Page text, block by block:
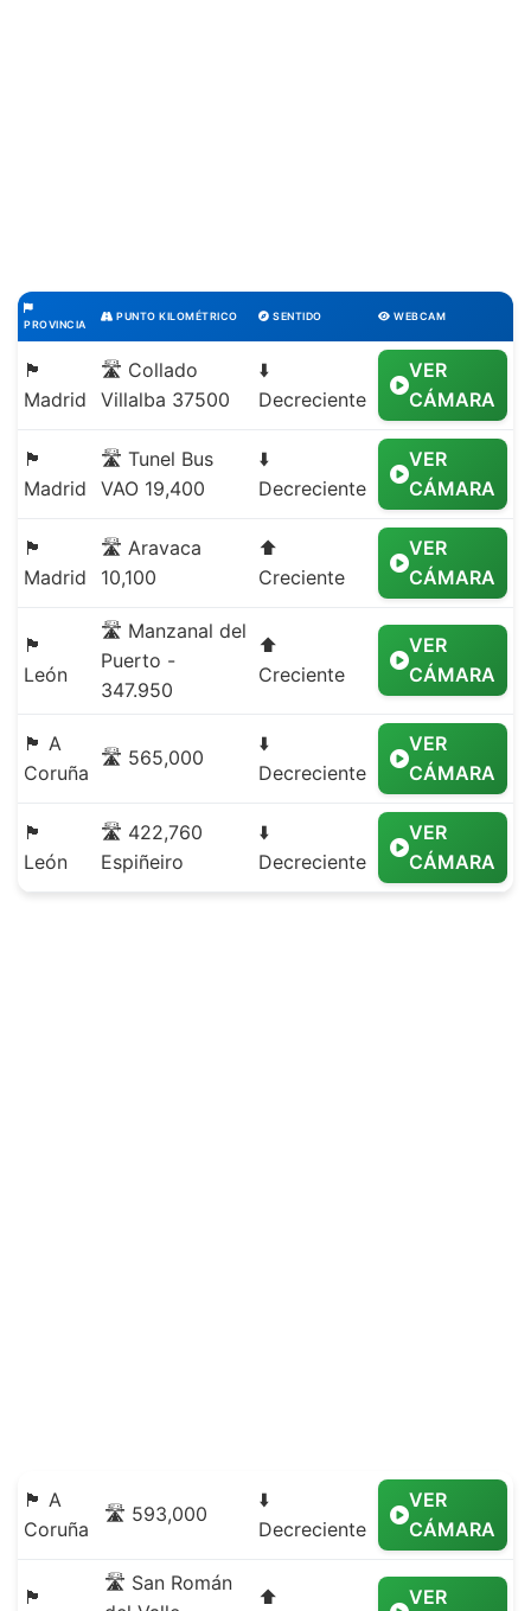
PROVINCIA
PUNTO KILOMÉTRICO SENTIDO WEBCAM
🏴
Madrid
🛣️ Collado
Villalba 37500
⬇️
Decreciente
VER
CÁMARA
🏴
Madrid
🛣️ Tunel Bus
VAO 19,400
⬇️
Decreciente
VER
CÁMARA
🏴
Madrid
🛣️ Aravaca
10,100
⬆️
Creciente
VER
CÁMARA
🏴
León
🛣️ Manzanal del
Puerto -
347.950
⬆️
Creciente
VER
CÁMARA
🏴 A
Coruña
🛣️ 565,000
⬇️
Decreciente
VER
CÁMARA
🏴
León
🛣️ 422,760
Espiñeiro
⬇️
Decreciente
VER
CÁMARA
🏴 A
Coruña
🛣️ 593,000
⬇️
Decreciente
VER
CÁMARA
🏴
🛣️ San Román
⬆️ VER